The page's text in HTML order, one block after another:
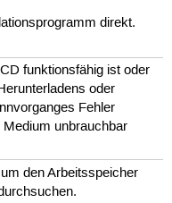
direkt.
funktionsfähig ist oder
oder
Fehler
unbrauchbar
den Arbeitsspeicher